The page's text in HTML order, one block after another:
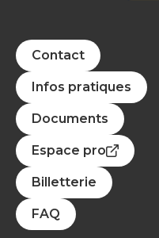
Contact
Infos pratiques
Documents
Espace pro
Billetterie
FAQ